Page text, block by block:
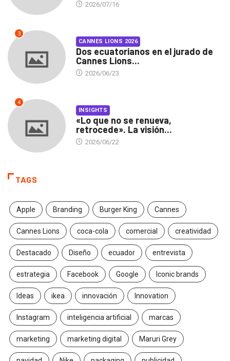
2026/07/16
3
CANNES LIONS 2026
Dos ecuatorianos en el jurado de
Cannes Lions...
2026/06/23
4
INSIGHTS
«Lo que no se renueva,
retrocede». La visión...
2026/06/22
TAGS
Apple Branding Burger King Cannes
Cannes Lions coca-cola comercial creatividad
Destacado Diseño ecuador entrevista
estrategia Facebook Google Iconic brands
Ideas ikea innovación Innovation
Instagram inteligencia artificial marcas
marketing marketing digital Maruri Grey